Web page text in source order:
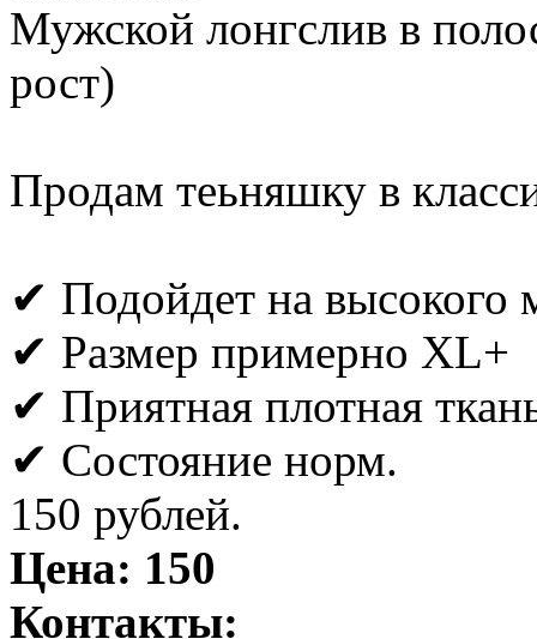
Мужской лонгслив в
рост)
Продам теьняшку в
✔ Подойдет на высокого
✔ Размер примерно XL+
✔ Приятная плотная
✔ Состояние норм.
150 рублей.
Цена: 150
Контакты: